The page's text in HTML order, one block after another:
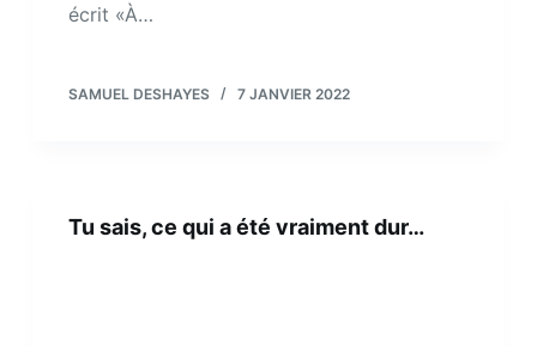
écrit «À…
SAMUEL DESHAYES 7 JANVIER 2022
Tu sais, ce qui a été vraiment dur…